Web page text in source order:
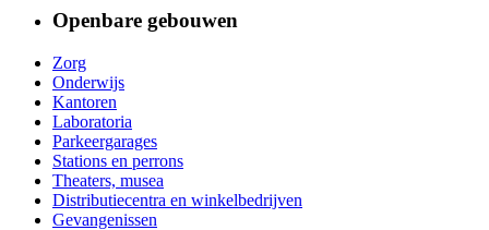
Openbare gebouwen
Zorg
Onderwijs
Kantoren
Laboratoria
Parkeergarages
Stations en perrons
Theaters, musea
Distributiecentra en winkelbedrijven
Gevangenissen